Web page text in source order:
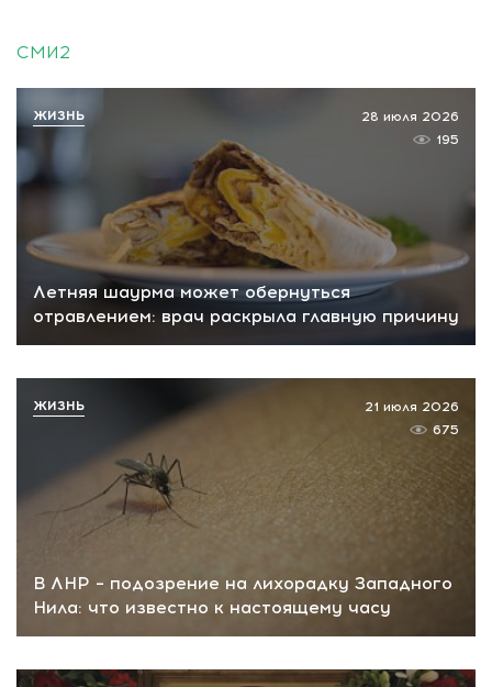
СМИ2
Летняя шаурма может обернуться
отравлением: врач раскрыла главную причину
28 июля 2026
195
ЖИЗНЬ
В ЛНР – подозрение на лихорадку Западного
Нила: что известно к настоящему часу
21 июля 2026
675
ЖИЗНЬ